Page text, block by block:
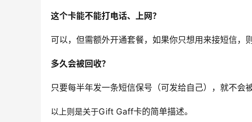
这个卡能不能打电话、上网？
可以，但需额外开通套餐，如果你只想用来接短信，
多久会被回收？
只要每半年发一条短信保号（可发给自己） ，就不会
以上则是关于Gift Gaff卡的简单描述。